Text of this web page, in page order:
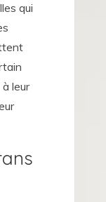
qui
leur